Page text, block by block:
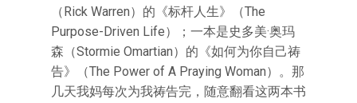
（Rick Warren）的《标杆人生》（The
Purpose-Driven Life）；一本是史多美·奥玛
森（Stormie Omartian）的《如何为你自己祷
告》（The Power of A Praying Woman）。那
几天我妈每次为我祷告完，随意翻看这两本书